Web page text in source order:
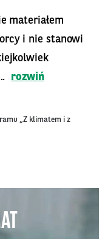
materiałem
i nie stanowi
rozwiń
„Z klimatem i z